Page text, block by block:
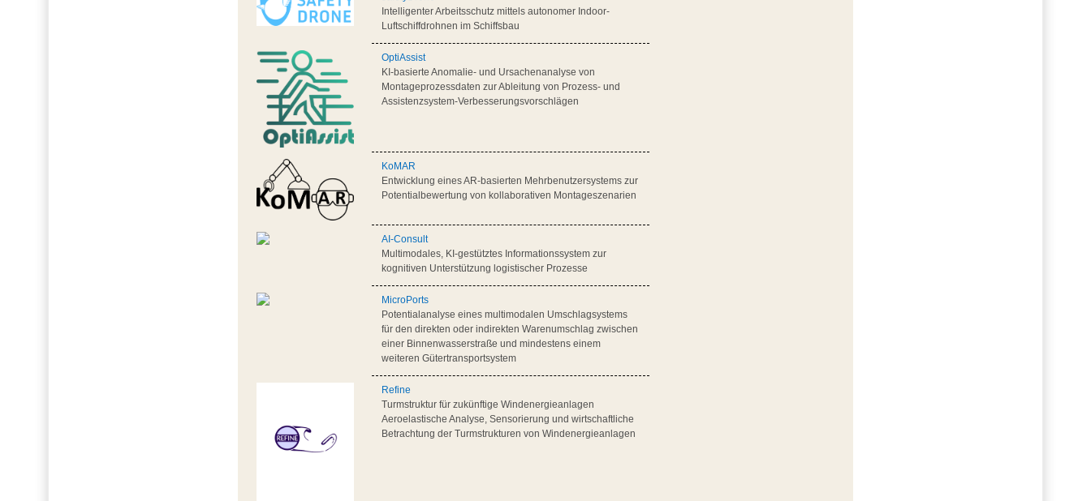
Intelligenter Arbeitsschutz mittels autonomer Indoor-
Luftschiffdrohnen im Schiffsbau
OptiAssist
KI-basierte Anomalie- und Ursachenanalyse von
Montageprozessdaten zur Ableitung von Prozess- und
Assistenzsystem-Verbesserungsvorschlägen
KoMAR
Entwicklung eines AR-basierten Mehrbenutzersystems zur
Potentialbewertung von kollaborativen Montageszenarien
AI-Consult
Multimodales, KI-gestütztes Informationssystem zur
kognitiven Unterstützung logistischer Prozesse
MicroPorts
Potentialanalyse eines multimodalen Umschlagsystems
für den direkten oder indirekten Warenumschlag zwischen
einer Binnenwasserstraße und mindestens einem
weiteren Gütertransportsystem
Refine
Turmstruktur für zukünftige Windenergieanlagen 
Aeroelastische Analyse, Sensorierung und wirtschaftliche
Betrachtung der Turmstrukturen von Windenergieanlagen